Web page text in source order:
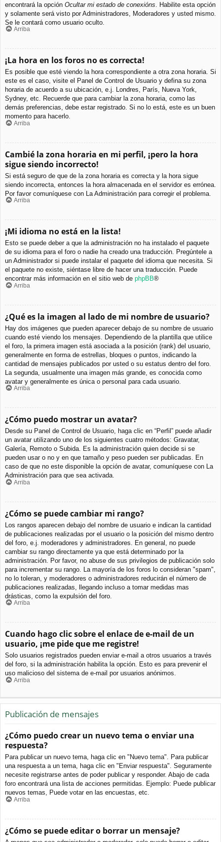
encontrará la opción Ocultar mi estado de conexións . Habilite esta opción
y solamente será visto por Administradores, Moderadores y usted mismo.
Se le contará como usuario oculto.
Arriba
¡La hora en los foros no es correcta!
Es posible que esté viendo la hora correspondiente a otra zona horaria. Si
este es el caso, visite el Panel de Control de Usuario y defina su zona
horaria de acuerdo a su ubicación, e.j. Londres, París, Nueva York,
Sydney, etc. Recuerde que para cambiar la zona horaria, como las
demás preferencias, debe estar registrado. Si no lo está, este es un buen
momento para hacerlo.
Arriba
Cambié la zona horaria en mi perfil, ¡pero la hora
sigue siendo incorrecto!
Si está seguro de que de la zona horaria es correcta y la hora sigue
siendo incorrecta, entonces la hora almacenada en el servidor es errónea.
Por favor comuníquese con La Administración para corregir el problema.
Arriba
¡Mi idioma no está en la lista!
Esto se puede deber a que la administración no ha instalado el paquete
de su idioma para el foro o nadie ha creado una traducción. Pregúntele a
un Administrador si puede instalar el paquete del idioma que necesita. Si
el paquete no existe, siéntase libre de hacer una traducción. Puede
encontrar más información en el sitio web de phpBB®
Arriba
¿Qué es la imagen al lado de mi nombre de usuario?
Hay dos imágenes que pueden aparecer debajo de su nombre de usuario
cuando esté viendo los mensajes. Dependiendo de la plantilla que utilice
el foro, la primera imagen está asociada a la posición (rank) del usuario,
generalmente en forma de estrellas, bloques o puntos, indicando la
cantidad de mensajes publicados por usted o su estatus dentro del foro.
La segunda, usualmente una imagen más grande, es conocida como
avatar y generalmente es única o personal para cada usuario.
Arriba
¿Cómo puedo mostrar un avatar?
Desde su Panel de Control de Usuario, haga clic en “Perfil” puede añadir
un avatar utilizando uno de los siguientes cuatro métodos: Gravatar,
Galería, Remoto o Subida. Es la administración quien decide si se
pueden usar o no y en que tamaño y peso pueden ser publicadas. En
caso de que no este disponible la opción de avatar, comuníquese con La
Administración para que sea activada.
Arriba
¿Cómo se puede cambiar mi rango?
Los rangos aparecen debajo del nombre de usuario e indican la cantidad
de publicaciones realizadas por el usuario o la posición del mismo dentro
del foro, e.j. moderadores y administradores. En general, no puede
cambiar su rango directamente ya que está determinado por la
administración. Por favor, no abuse de sus privilegios de publicación solo
para incrementar su rango. La mayoría de los foros lo consideran "spam",
no lo toleran, y moderadores o administradores reducirán el número de
publicaciones realizadas, llegando incluso a tomar medidas mas
drásticas, como la expulsión del foro.
Arriba
Cuando hago clic sobre el enlace de e-mail de un
usuario, ¡me pide que me registre!
Solo usuarios registrados pueden enviar e-mail a otros usuarios a través
del foro, si la administración habilita la opción. Esto es para prevenir el
uso malicioso del sistema de e-mail por usuarios anónimos.
Arriba
Publicación de mensajes
¿Cómo puedo crear un nuevo tema o enviar una
respuesta?
Para publicar un nuevo tema, haga clic en "Nuevo tema". Para publicar
una respuesta a un tema, haga clic en "Enviar respuesta". Seguramente
necesite registrarse antes de poder publicar y responder. Abajo de cada
foro encontrará una lista de acciones permitidas. Ejemplo: Puede publicar
nuevos temas, Puede votar en las encuestas, etc.
Arriba
¿Cómo se puede editar o borrar un mensaje?